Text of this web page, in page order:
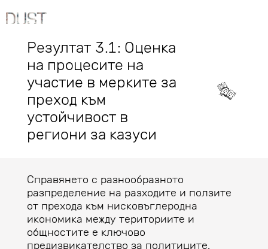
Резултат 3.1: Оценка
на процесите на
участие в мерките за
преход към
устойчивост в
региони за казуси
Справянето с разнообразното
разпределение на разходите и ползите
от прехода към нисковъглеродна
икономика между териториите и
общностите е ключово
предизвикателство за политиците.